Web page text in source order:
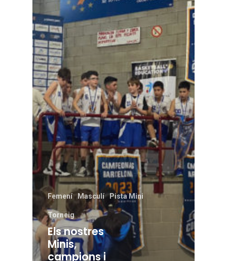
Femení Masculí Pista Mini
Torneig
Els nostres
Minis,
campions i